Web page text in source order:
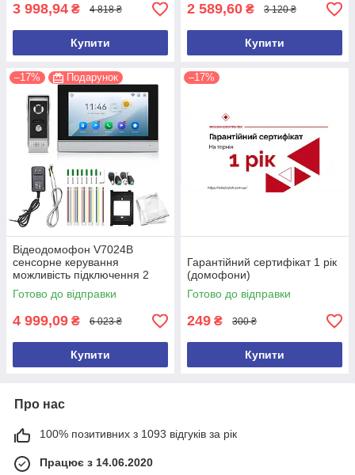
3 998,94 ₴ 4 818 ₴
Купити
2 589,60 ₴ 3 120 ₴
Купити
–17% Подарунок
Відеодомофон V7024B
сенсорне керування
можливість підключення 2
замків + відеоспостереження
Готово до відправки
4 999,09 ₴ 6 023 ₴
Купити
–17%
Гарантійний сертифікат 1 рік
(домофони)
Готово до відправки
249 ₴ 300 ₴
Купити
Про нас
100% позитивних з 1093 відгуків за рік
Працює з 14.06.2020